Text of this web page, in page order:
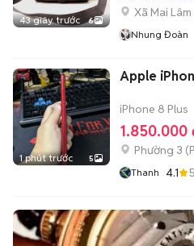
43 giây trước 6
Xã Mai Lâm
Nhung Đoàn
1 phút trước 5
Apple
iPhone 8 Plus
1.850.000
Phường 3 (
Thanh 4.1